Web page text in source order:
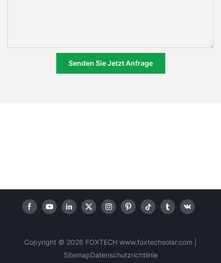
Senden Sie Jetzt Anfrage
Copyright © 2026 FOXTECH www.foxtechsolar.com
SitemapDatenschutzrichtlinie